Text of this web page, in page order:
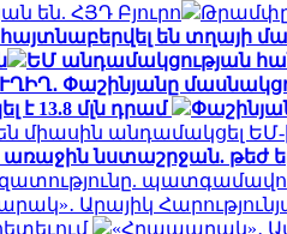
են. ՀՅԴ Բյուրո
հայտնաբերվել են տղայի
ԵՄ անդամակցության
Փաշինյանը
13.8 մլն դրամ
միասին անդամակցել ԵՄ-
նստաշրջան. թեժ
Արայիկ
«Հրապարակ»․